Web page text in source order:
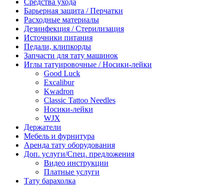
Средства ухода
Барьерная защита / Перчатки
Расходные материалы
Дезинфекция / Стерилизация
Источники питания
Педали, клипкорды
Запчасти для тату машинок
Иглы татуировочные / Носики-лейки
Good Luck
Excalibur
Kwadron
Classic Tattoo Needles
Носики-лейки
WJX
Держатели
Мебель и фурнитура
Аренда тату оборудования
Доп. услуги/Спец. предложения
Видео инструкции
Платные услуги
Тату барахолка